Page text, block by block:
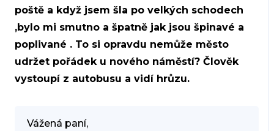
poště a když jsem šla po velkých schodech
,bylo mi smutno a špatně jak jsou špinavé a
poplivané . To si opravdu nemůže město
udržet pořádek u nového náměstí? Člověk
vystoupí z autobusu a vidí hrůzu.
Vážená paní,